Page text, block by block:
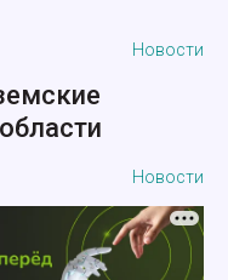
Новости
Новости